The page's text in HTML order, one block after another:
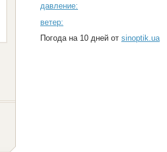
давление:
ветер:
Погода на 10 дней от sinoptik.ua